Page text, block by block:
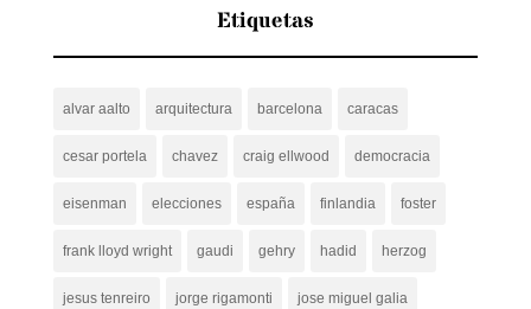
Etiquetas
alvar aalto arquitectura barcelona caracas
cesar portela chavez craig ellwood democracia
eisenman elecciones españa finlandia foster
frank lloyd wright gaudi gehry hadid herzog
jesus tenreiro jorge rigamonti jose miguel galia